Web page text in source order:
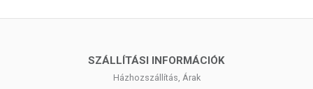
SZÁLLÍTÁSI INFORMÁCIÓK
Házhozszállítás, Árak